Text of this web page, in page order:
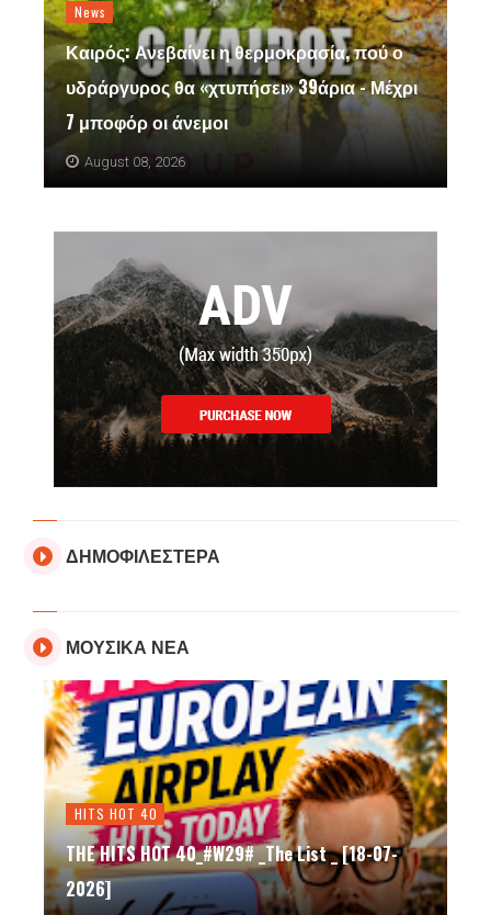
News
Καιρός: Ανεβαίνει η θερμοκρασία, πού ο
υδράργυρος θα «χτυπήσει» 39άρια - Μέχρι
7 μποφόρ οι άνεμοι
August 08, 2026
ΔΗΜΟΦΙΛΕΣΤΕΡΑ
ΜΟΥΣΙΚΑ ΝΕΑ
HITS HOT 40
THE HITS HOT 40_#W29# _The List _ [18-07-
2026]